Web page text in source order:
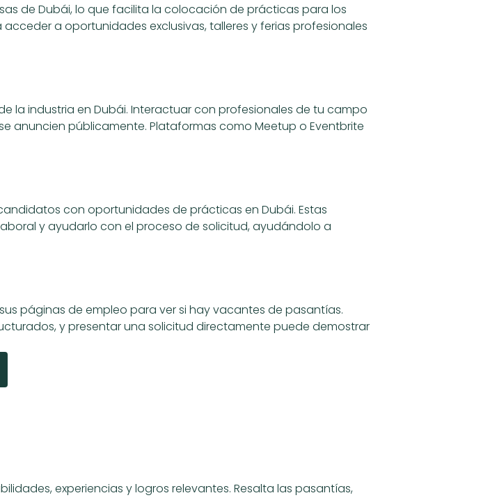
de Dubái, lo que facilita la colocación de prácticas para los
a oportunidades exclusivas, talleres y ferias profesionales
la industria en Dubái. Interactuar con profesionales de tu campo
anuncien públicamente. Plataformas como Meetup o Eventbrite
con oportunidades de prácticas en Dubái. Estas
y ayudarlo con el proceso de solicitud, ayudándolo a
páginas de empleo para ver si hay vacantes de pasantías.
y presentar una solicitud directamente puede demostrar
experiencias y logros relevantes. Resalta las pasantías,